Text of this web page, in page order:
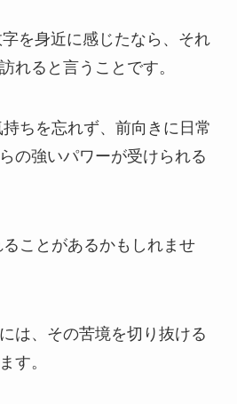
を身近に感じたなら、それ
れると言うことです。
ちを忘れず、前向きに日常
の強いパワーが受けられる
ことがあるかもしれませ
は、その苦境を切り抜ける
す。